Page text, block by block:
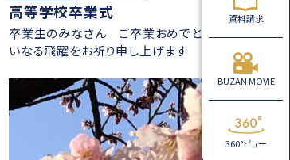
資料請求
BUZAN MOVIE
360°ビュー
高等学校卒業式
卒業生のみなさん ご卒業おめでとうございます 大
いなる飛躍をお祈り申し上げます